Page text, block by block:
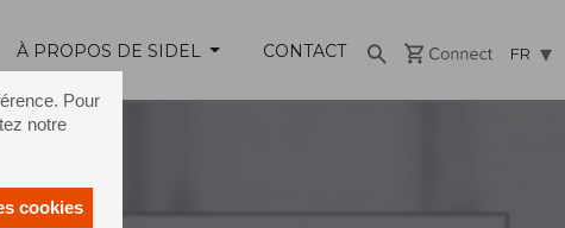
Pour
notre
cookies
À PROPOS DE SIDEL CONTACT FR